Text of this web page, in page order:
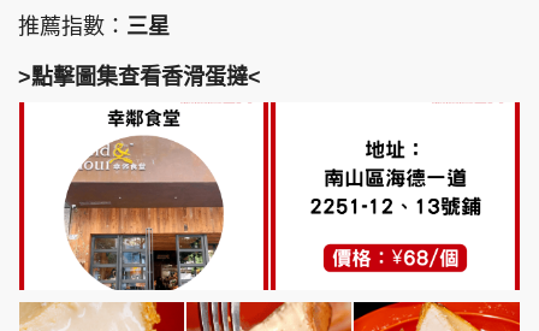
推薦指數： 三星
>點擊圖集查看香滑蛋撻<